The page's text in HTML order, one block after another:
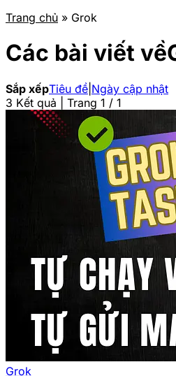
Trang chủ » Grok
Các bài viết về
Sắp xếpTiêu đề Ngày cập nhật
3 Kết quả | Trang 1 / 1
Grok